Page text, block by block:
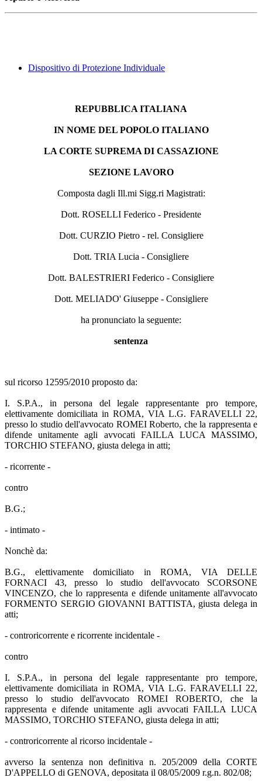
Dispositivo di Protezione Individuale
REPUBBLICA ITALIANA
IN NOME DEL POPOLO ITALIANO
LA CORTE SUPREMA DI CASSAZIONE
SEZIONE LAVORO
Composta dagli Ill.mi Sigg.ri Magistrati:
Dott. ROSELLI Federico - Presidente
Dott. CURZIO Pietro - rel. Consigliere
Dott. TRIA Lucia - Consigliere
Dott. BALESTRIERI Federico - Consigliere
Dott. MELIADO' Giuseppe - Consigliere
ha pronunciato la seguente:
sentenza
sul ricorso 12595/2010 proposto da:
I. S.P.A., in persona del legale rappresentante pro tempore,
elettivamente domiciliata in ROMA, VIA L.G. FARAVELLI 22,
presso lo studio dell'avvocato ROMEI Roberto, che la rappresenta e
difende unitamente agli avvocati FAILLA LUCA MASSIMO,
TORCHIO STEFANO, giusta delega in atti;
- ricorrente -
contro
B.G.;
- intimato -
Nonchè da:
B.G., elettivamente domiciliato in ROMA, VIA DELLE
FORNACI 43, presso lo studio dell'avvocato SCORSONE
VINCENZO, che lo rappresenta e difende unitamente all'avvocato
FORMENTO SERGIO GIOVANNI BATTISTA, giusta delega in
atti;
- controricorrente e ricorrente incidentale -
contro
I. S.P.A., in persona del legale rappresentante pro tempore,
elettivamente domiciliata in ROMA, VIA L.G. FARAVELLI 22,
presso lo studio dell'avvocato ROMEI ROBERTO, che la
rappresenta e difende unitamente agli avvocati FAILLA LUCA
MASSIMO, TORCHIO STEFANO, giusta delega in atti;
- controricorrente al ricorso incidentale -
avverso la sentenza non definitiva n. 205/2009 della CORTE
D'APPELLO di GENOVA, depositata il 08/05/2009 r.g.n. 802/08;